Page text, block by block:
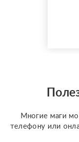
Многие маги
телефону или